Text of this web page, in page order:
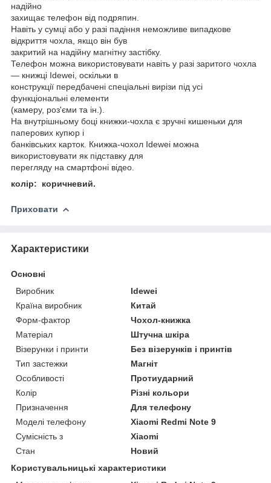
надійно
захищає телефон від подряпин.
Навіть у сумці або у разі падіння неможливе випадкове
відкриття чохла, якщо він був
закритий на надійну магнітну застібку.
Телефон можна використовувати навіть у разі заритого чохла
— книжці Idewei, оскільки в
конструкції передбачені спеціальні вирізи під усі
функціональні елементи
(камеру, роз'єми та ін.).
На внутрішньому боці книжки-чохла є зручні кишеньки для
паперових купюр і
банківських карток. Книжка-чохол Idewei можна
використовувати як підставку для
перегляду на смартфоні відео.
колір: коричневий.
Приховати
Характеристики
Основні
Виробник
Idewei
Країна виробник
Китай
Форм-фактор
Чохол-книжка
Матеріал
Штучна шкіра
Візерунки і принти
Без візерунків і принтів
Тип застежки
Магніт
Особливості
Протиударний
Колір
Різні кольори
Призначення
Для телефону
Моделі телефону
Xiaomi Redmi Note 9
Сумісність з
Xiaomi
Стан
Новий
Користувальницькі характеристики